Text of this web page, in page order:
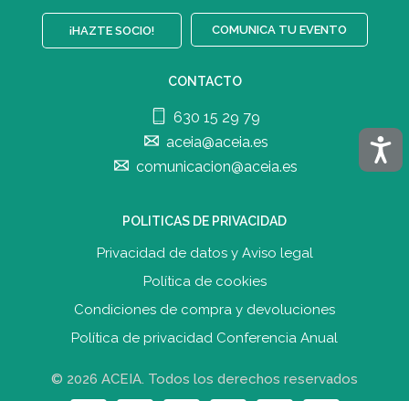
¡HAZTE SOCIO! COMUNICA TU EVENTO
CONTACTO
630 15 29 79
aceia@aceia.es
comunicacion@aceia.es
POLITICAS DE PRIVACIDAD
Privacidad de datos y Aviso legal
Política de cookies
Condiciones de compra y devoluciones
Política de privacidad Conferencia Anual
© 2026 ACEIA. Todos los derechos reservados